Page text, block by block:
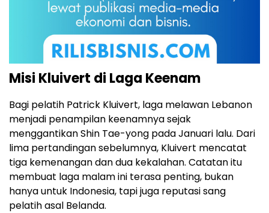
Misi Kluivert di Laga Keenam
Bagi pelatih Patrick Kluivert, laga melawan Lebanon
menjadi penampilan keenamnya sejak
menggantikan Shin Tae-yong pada Januari lalu. Dari
lima pertandingan sebelumnya, Kluivert mencatat
tiga kemenangan dan dua kekalahan. Catatan itu
membuat laga malam ini terasa penting, bukan
hanya untuk Indonesia, tapi juga reputasi sang
pelatih asal Belanda.